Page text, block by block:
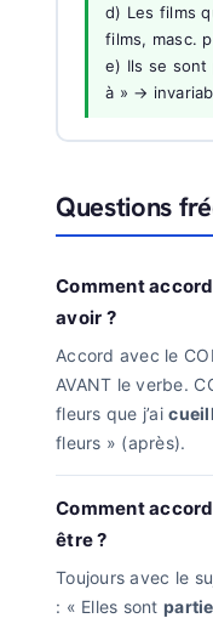
d) Les films
films, masc.
e) Ils se sont
à » →
Questions
Comment
avoir ?
Accord avec le
AVANT le verbe.
fleurs que j’ai
fleurs » (après).
Comment
être ?
Toujours avec le
: « Elles sont